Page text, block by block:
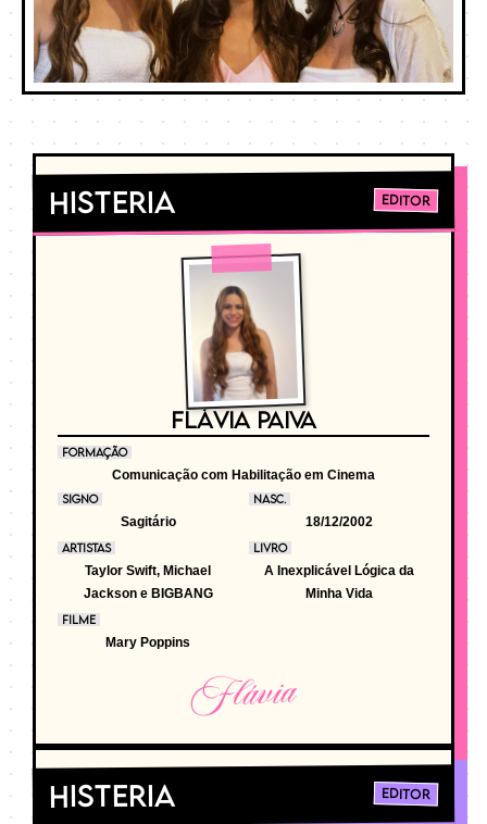
Histeria Editor
FLÁVIA PAIVA
FORMAÇÃO
Comunicação com Habilitação em Cinema
SIGNO
Sagitário
NASC.
18/12/2002
ARTISTAS
Taylor Swift, Michael
Jackson e BIGBANG
LIVRO
A Inexplicável Lógica da
Minha Vida
FILME
Mary Poppins
Flávia
Histeria Editor